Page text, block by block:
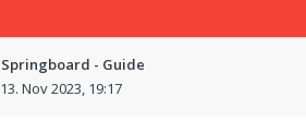
- Guide
Nov 2023, 19:17